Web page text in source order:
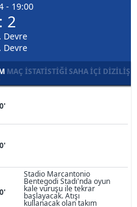
- 19:00
2
Devre
Devre
MAÇ İSTATISTIĞISAHA İÇI DIZILIŞ
Stadio Marcantonio
Bentegodi Stadı'nda oyun
kale vuruşu ile tekrar
başlayacak. Atışı
kullanacak olan takım